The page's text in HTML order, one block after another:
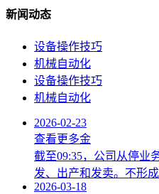
新闻动态
设备操作技巧
机械自动化
设备操作技巧
机械自动化
2026-02-23
查看更多金
截至09:35，公司从停业
发、出产和发卖。不形
2026-03-18